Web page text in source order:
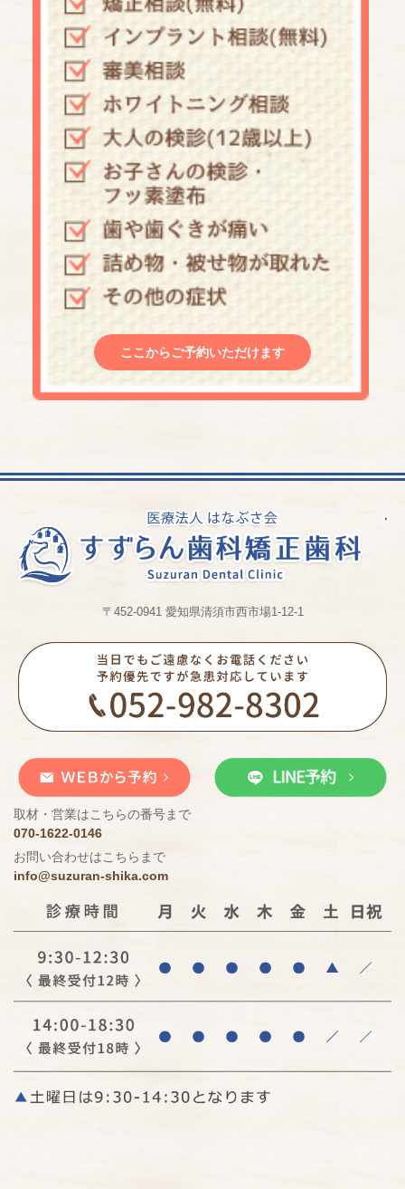
ここからご予約いただけます
〒452-0941 愛知県清須市西市場1-12-1
取材・営業はこちらの番号まで
070-1622-0146
お問い合わせはこちらまで
info@suzuran-shika.com